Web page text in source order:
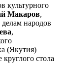
культурного
Макаров,
народов
,
(Якутия)
стола